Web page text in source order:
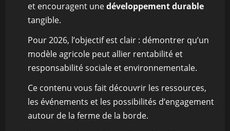
et encouragent unedéveloppement durable
tangible.
Pour 2026, l’objectif est clair : démontrer qu’un
modèle agricole peut allier rentabilité et
responsabilité sociale et environnementale.
Ce contenu vous fait découvrir les ressources,
les événements et les possibilités d’engagement
autour de la ferme de la borde.